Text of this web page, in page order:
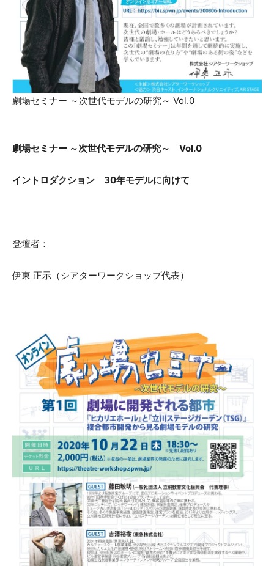
劇場セミナー ～次世代モデルの研究～ Vol.0
劇場セミナー ～次世代モデルの研究～ Vol.0
イントロダクション 30年モデルに向けて
登壇者：
伊東 正示（シアターワークショップ代表）